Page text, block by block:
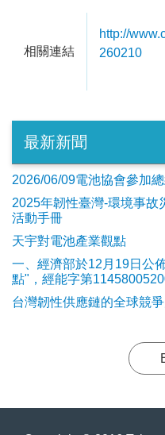
相關連結
http://
260210
最新新聞
2026/06/09電池協會參加
2025年韌性臺灣-環境事故
活動手冊
天宇對電池產業觀點
一、經濟部於12月19日公
點"，經能字第
台灣韌性供應鏈的全球競